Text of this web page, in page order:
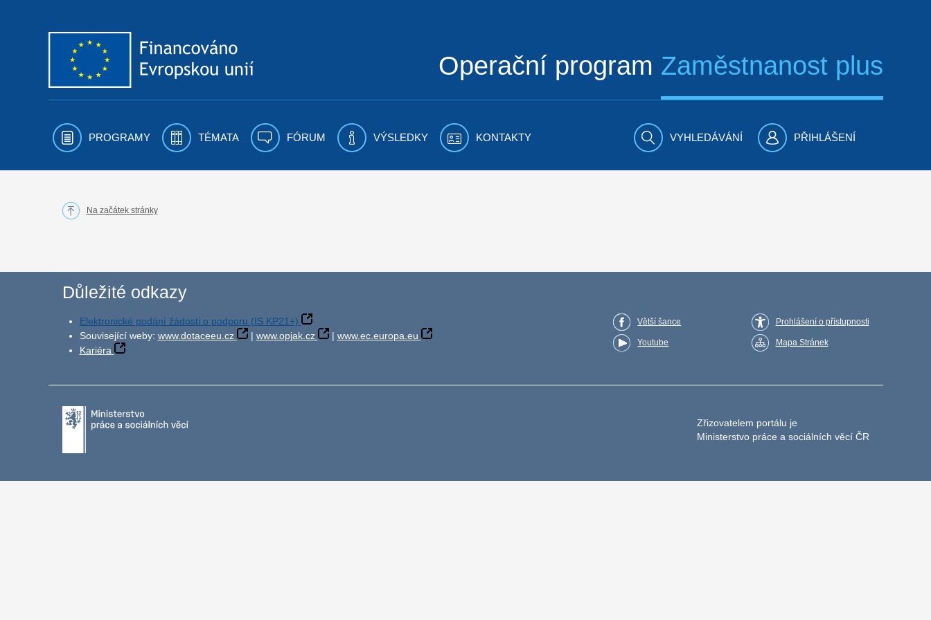
Operační program Zaměstnanost plus
PROGRAMY TÉMATA FÓRUM VÝSLEDKY KONTAKTY VYHLEDÁVÁNÍ PŘIHLÁŠENÍ
Na začátek stránky
Důležité odkazy
Elektronické podání žádosti o podporu (IS KP21+)
Související weby: www.dotaceeu.cz | www.opjak.cz | www.ec.europa.eu
Kariéra
Větší šance
Youtube
Prohlášení o přístupnosti
Mapa Stránek
Zřizovatelem portálu je
Ministerstvo práce a sociálních věcí ČR